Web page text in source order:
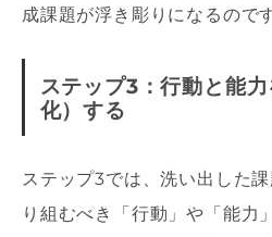
成課題が浮き彫りになるのです
ステップ3：行動と能
化）する
ステップ3では、洗い出した
り組むべき「行動」や「能力